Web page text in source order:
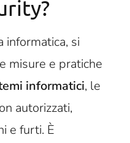
informatica, si
misure e pratiche
informatici, le
autorizzati,
e furti. È